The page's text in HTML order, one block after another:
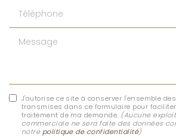
Téléphone
Message
J'autorise ce site à conserver l'ensemble
transmises dans ce formulaire pour
traitement de ma demande. (Aucune
commerciale ne sera faite des données
notre politique de confidentialité)